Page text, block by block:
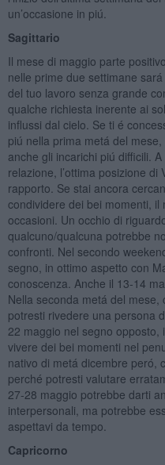
un’occasione in piú.
Sagittario
Il mese di maggio parte
nelle prime due settimane
del tuo lavoro senza grande
qualche richiesta inerente ai
influssi dal cielo. Se ti é
piú nella prima metá del
anche gli incarichi piú difficili.
relazione, l’ottima posizione
rapporto. Se stai ancora
condividere dei bei momenti,
occasioni. Un occhio di
qualcuno/qualcuna potrebbe
confronti. Nel secondo
segno, in ottimo aspetto con
conoscenza. Anche il 13-14
Nella seconda metá del
potresti rivedere una persona
22 maggio nel segno opposto,
vivere dei bei momenti nel
nativo di metá dicembre peró,
perché potresti valutare
27-28 maggio potrebbe darti
interpersonali, ma potrebbe
aspettavi da tempo.
Capricorno